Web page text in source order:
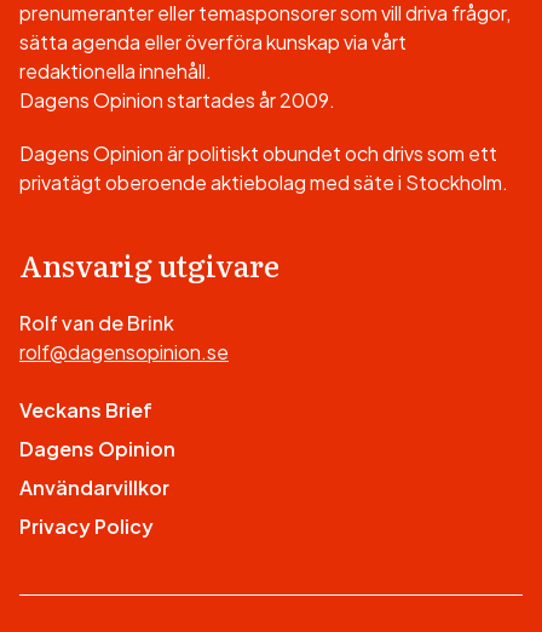
prenumeranter eller temasponsorer som vill driva frågor,
sätta agenda eller överföra kunskap via vårt
redaktionella innehåll.
Dagens Opinion startades år 2009.
Dagens Opinion är politiskt obundet och drivs som ett
privatägt oberoende aktiebolag med säte i Stockholm.
Ansvarig utgivare
Rolf van de Brink
rolf@dagensopinion.se
Veckans Brief
Dagens Opinion
Användarvillkor
Privacy Policy